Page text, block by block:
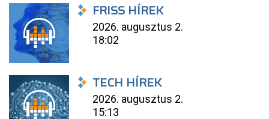
FRISS HÍREK
2026. augusztus 2.
18:02
TECH HÍREK
2026. augusztus 2.
15:13